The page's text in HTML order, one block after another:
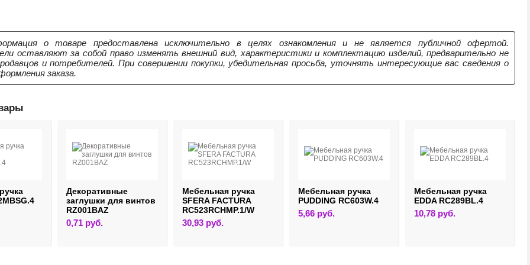
о товаре предоставлена исключительно в целях ознакомления и не является публичной офертой.
оставляют за собой право изменять внешний вид, характеристики и комплектацию изделий, предварительно не
и потребителей. При совершении покупки, убедительная просьба, уточнять интересующие вас сведения о
заказа.
Декоративные
заглушки для винтов
RZ001BAZ
0,71 руб.
Мебельная ручка
SFERA FACTURA
RC523RCHMP.1/W
30,93 руб.
Мебельная ручка
PUDDING RC603W.4
5,66 руб.
Мебельная ручка
EDDA RC289BL.4
10,78 руб.